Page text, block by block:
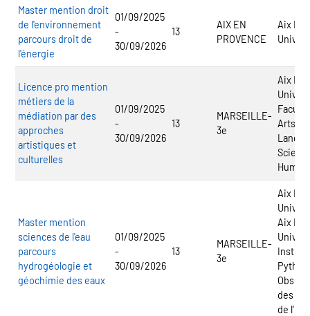
Master mention droit
de l'environnement
parcours droit de
l'énergie
01/09/2025
-
30/09/2026
13
AIX EN
PROVENCE
Aix
Licence pro mention
métiers de la
médiation par des
approches
artistiques et
culturelles
01/09/2025
-
30/09/2026
13
MARSEILLE-
3e
Aix
Arts,
Master mention
sciences de l'eau
parcours
hydrogéologie et
géochimie des eaux
01/09/2025
-
30/09/2026
13
MARSEILLE-
3e
Aix
Aix
Institut
des
de